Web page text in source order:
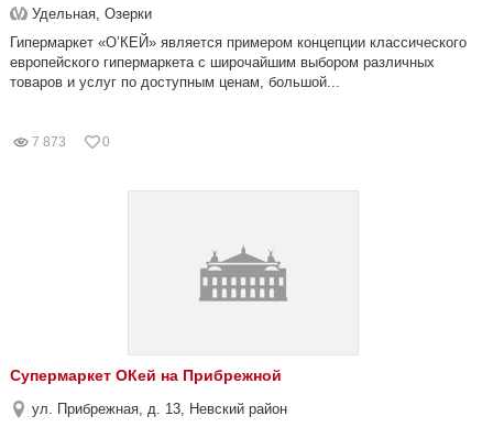
Удельная, Озерки
Гипермаркет «О’КЕЙ» является примером концепции классического
европейского гипермаркета с широчайшим выбором различных
товаров и услуг по доступным ценам, большой...
7 873 0
Супермаркет ОКей на Прибрежной
ул. Прибрежная, д. 13, Невский район